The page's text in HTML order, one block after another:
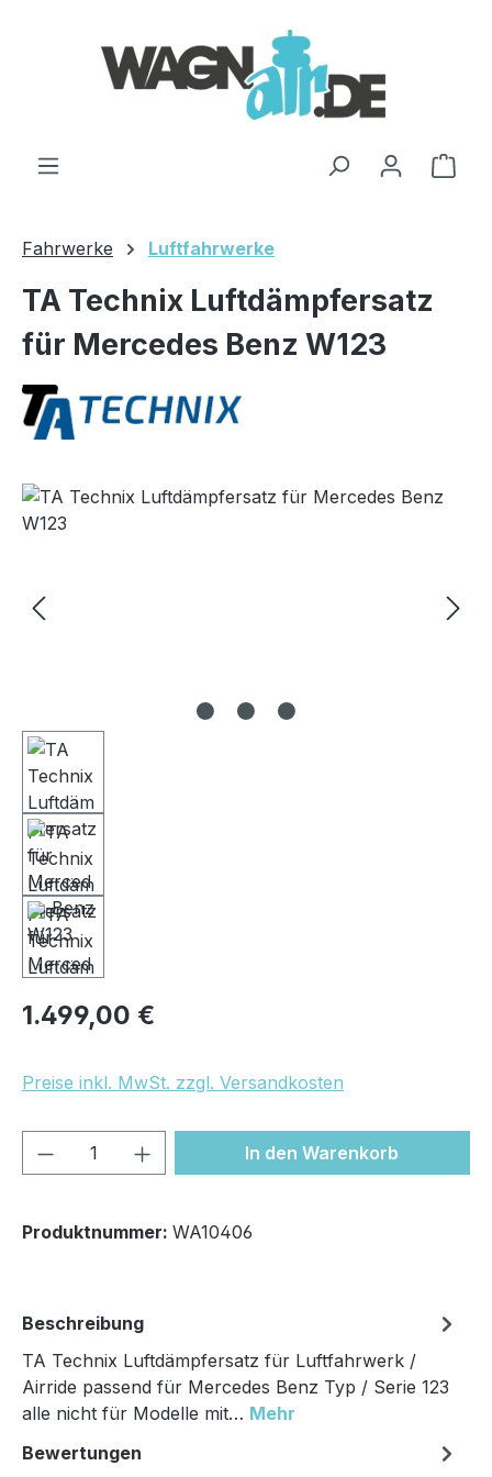
Fahrwerke Luftfahrwerke
TA Technix Luftdämpfersatz
für Mercedes Benz W123
Bildergalerie überspringen
Regulärer Preis:
1.499,00 €
Preise inkl. MwSt. zzgl. Versandkosten
Produkt Anzahl: Gib denIn den Warenkorb
Produktnummer: WA10406
Beschreibung
TA Technix Luftdämpfersatz für Luftfahrwerk /
Airride passend für Mercedes Benz Typ / Serie 123
alle nicht für Modelle mit… Mehr
Bewertungen